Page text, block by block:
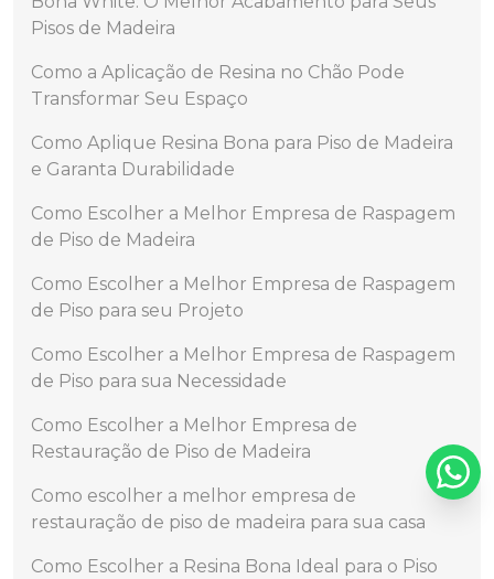
Pisos de Madeira
Como a Aplicação de Resina no Chão Pode
Transformar Seu Espaço
Como Aplique Resina Bona para Piso de Madeira
e Garanta Durabilidade
Como Escolher a Melhor Empresa de Raspagem
de Piso de Madeira
Como Escolher a Melhor Empresa de Raspagem
de Piso para seu Projeto
Como Escolher a Melhor Empresa de Raspagem
de Piso para sua Necessidade
Como Escolher a Melhor Empresa de
Restauração de Piso de Madeira
Como escolher a melhor empresa de
restauração de piso de madeira para sua casa
Como Escolher a Resina Bona Ideal para o Piso